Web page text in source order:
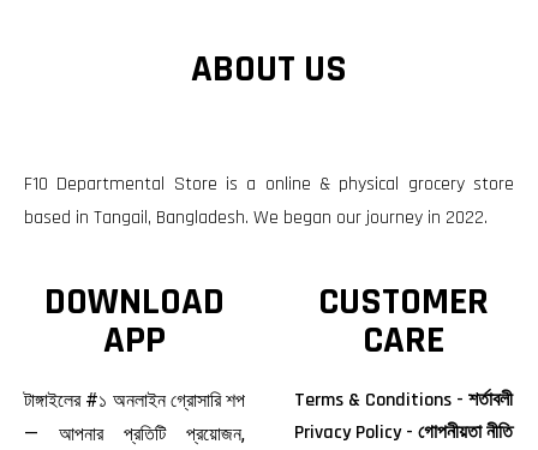
ABOUT US
F10 Departmental Store is a online & physical grocery store
based in Tangail, Bangladesh. We began our journey in 2022.
DOWNLOAD
APP
টাঙ্গাইলের #১ অনলাইন গ্রোসারি শপ
— আপনার প্রতিটি প্রয়োজন,
CUSTOMER
CARE
Terms & Conditions - শর্তাবলী
Privacy Policy - গোপনীয়তা নীতি